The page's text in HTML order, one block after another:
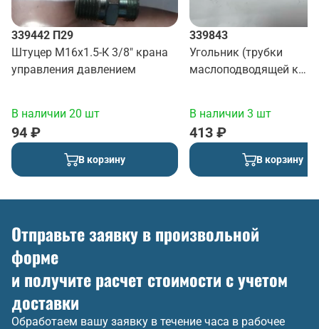
339442 П29
Штуцер М16х1.5-К 3/8" крана
управления давлением
В наличии 20 шт
94 ₽
В корзину
339843
Угольник (трубки
маслоподводящей к
В наличии 3 шт
413 ₽
В корзину
Отправьте заявку в произвольной
форме
и получите расчет стоимости с учетом
доставки
Обработаем вашу заявку в течение часа в рабочее